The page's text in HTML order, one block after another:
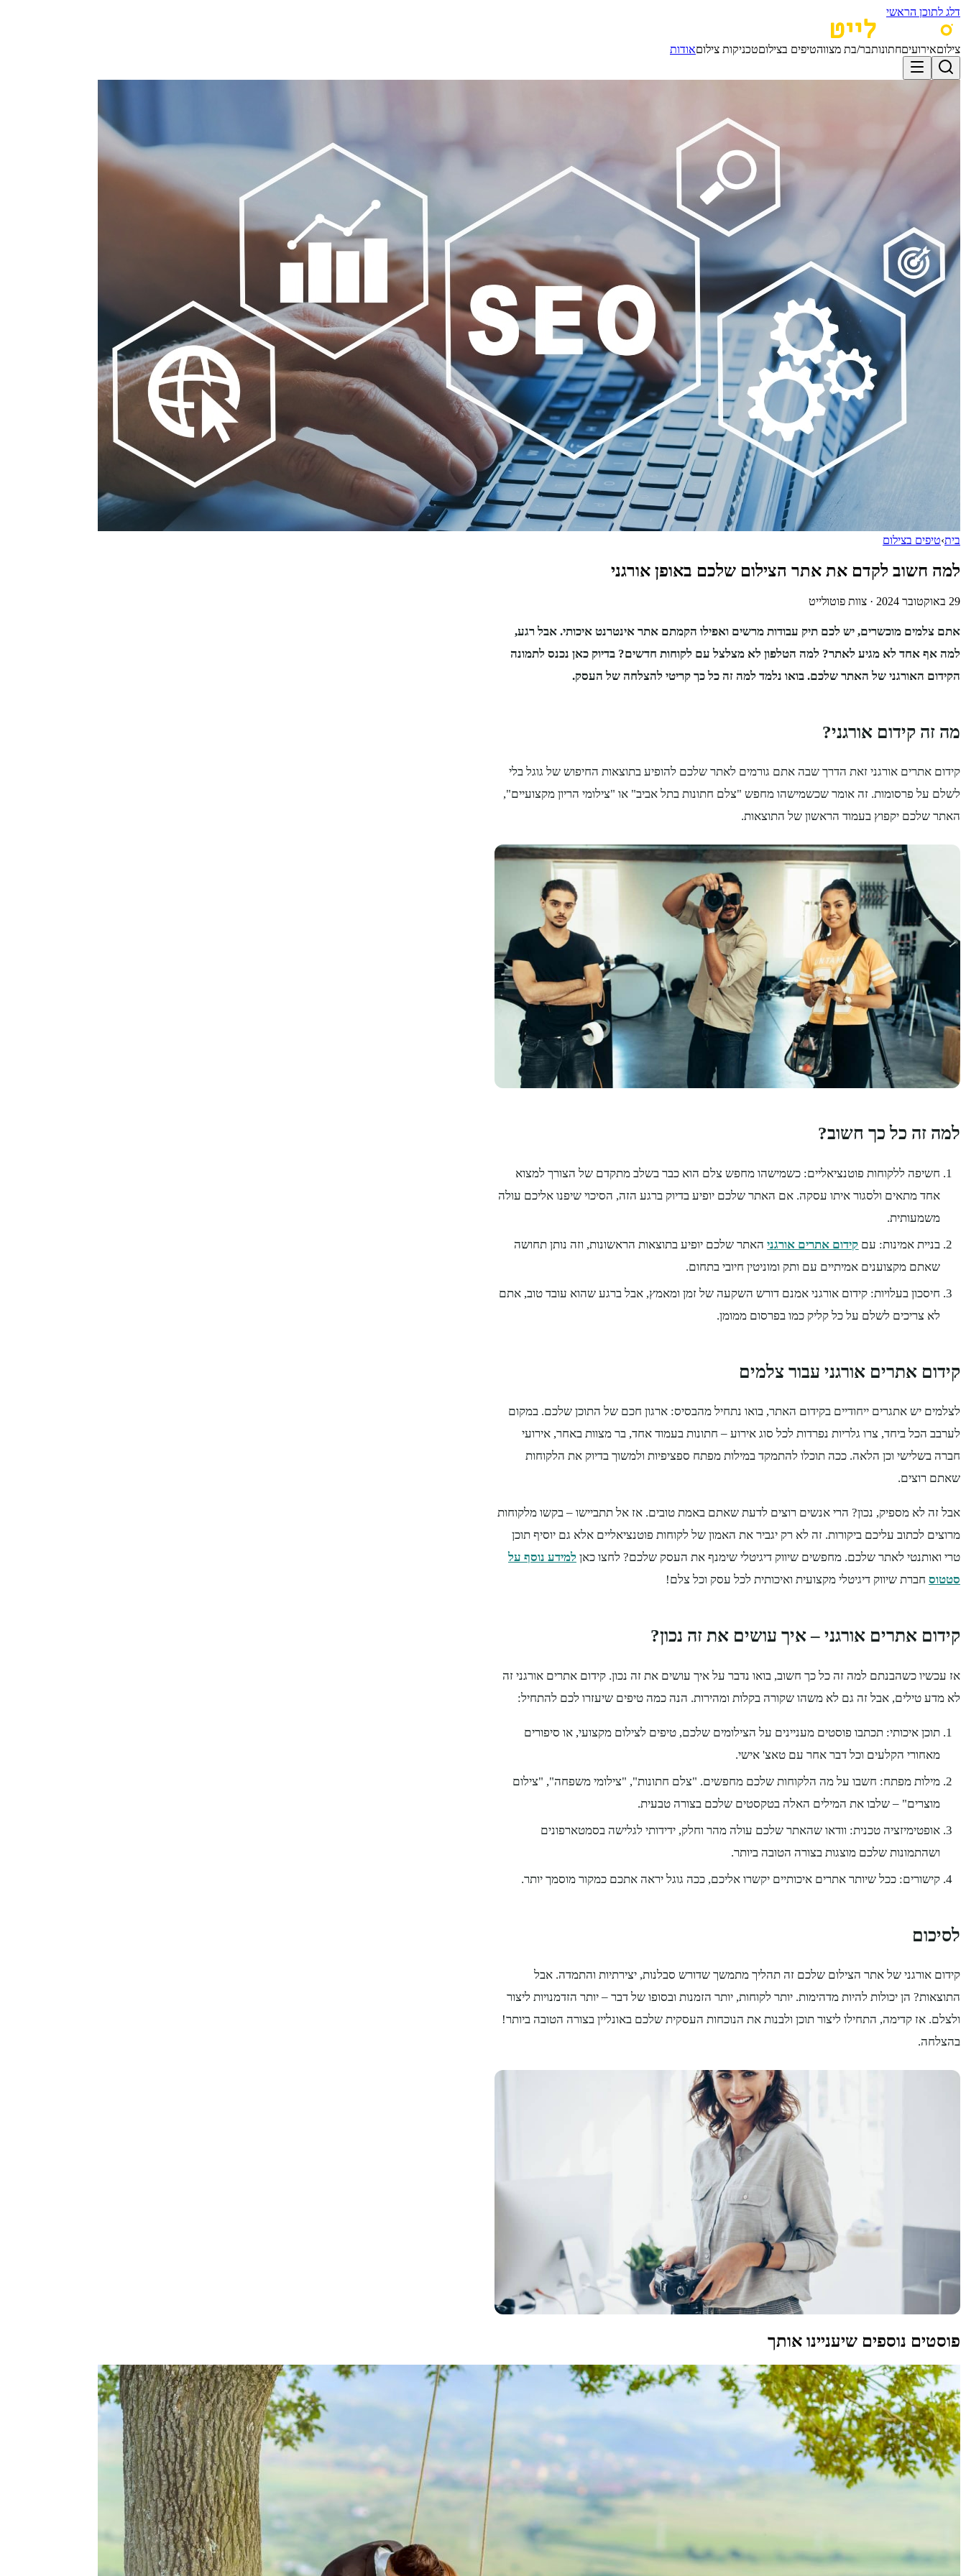
דלג לתוכן הראשי
צילוםאירועיםחתונותבר/בת מצווהטיפים בצילוםטכניקות צילוםאודות
בית›טיפים בצילום
למה חשוב לקדם את אתר הצילום שלכם באופן אורגני
29 באוקטובר 2024 · צוות פוטולייט
אתם צלמים מוכשרים, יש לכם תיק עבודות מרשים ואפילו הקמתם אתר אינטרנט איכותי. אבל רגע,
למה אף אחד לא מגיע לאתר? למה הטלפון לא מצלצל עם לקוחות חדשים? בדיוק כאן נכנס לתמונה
הקידום האורגני של האתר שלכם. בואו נלמד למה זה כל כך קריטי להצלחה של העסק.
מה זה קידום אורגני?
קידום אתרים אורגני זאת הדרך שבה אתם גורמים לאתר שלכם להופיע בתוצאות החיפוש של גוגל בלי
לשלם על פרסומות. זה אומר שכשמישהו מחפש "צלם חתונות בתל אביב" או "צילומי הריון מקצועיים",
האתר שלכם יקפוץ בעמוד הראשון של התוצאות.
למה זה כל כך חשוב?
חשיפה ללקוחות פוטנציאליים: כשמישהו מחפש צלם הוא כבר בשלב מתקדם של הצורך למצוא
אחד מתאים ולסגור איתו עסקה. אם האתר שלכם יופיע בדיוק ברגע הזה, הסיכוי שיפנו אליכם עולה
משמעותית.
בניית אמינות: עם קידום אתרים אורגניהאתר שלכם יופיע בתוצאות הראשונות, וזה נותן תחושה
שאתם מקצוענים אמיתיים עם ותק ומוניטין חיובי בתחום.
חיסכון בעלויות: קידום אורגני אמנם דורש השקעה של זמן ומאמץ, אבל ברגע שהוא עובד טוב, אתם
לא צריכים לשלם על כל קליק כמו בפרסום ממומן.
קידום אתרים אורגני עבור צלמים
לצלמים יש אתגרים ייחודיים בקידום האתר, בואו נתחיל מהבסיס: ארגון חכם של התוכן שלכם. במקום
לערבב הכל ביחד, צרו גלריות נפרדות לכל סוג אירוע – חתונות בעמוד אחד, בר מצוות באחר, אירועי
חברה בשלישי וכן הלאה. ככה תוכלו להתמקד במילות מפתח ספציפיות ולמשוך בדיוק את הלקוחות
שאתם רוצים.
אבל זה לא מספיק, נכון? הרי אנשים רוצים לדעת שאתם באמת טובים. אז אל תתביישו – בקשו מלקוחות
מרוצים לכתוב עליכם ביקורות. זה לא רק יגביר את האמון של לקוחות פוטנציאליים אלא גם יוסיף תוכן
טרי ואותנטי לאתר שלכם. מחפשים שיווק דיגיטלי שימנף את העסק שלכם? לחצו כאן למידע נוסף על
סטטוס חברת שיווק דיגיטלי מקצועית ואיכותית לכל עסק וכל צלם!
קידום אתרים אורגני – איך עושים את זה נכון?
אז עכשיו כשהבנתם למה זה כל כך חשוב, בואו נדבר על איך עושים את זה נכון. קידום אתרים אורגני זה
לא מדע טילים, אבל זה גם לא משהו שקורה בקלות ומהירות. הנה כמה טיפים שיעזרו לכם להתחיל:
תוכן איכותי: תכתבו פוסטים מעניינים על הצילומים שלכם, טיפים לצילום מקצועי, או סיפורים
מאחורי הקלעים וכל דבר אחר עם טאצ' אישי.
מילות מפתח: חשבו על מה הלקוחות שלכם מחפשים. "צלם חתונות", "צילומי משפחה", "צילום
מוצרים" – שלבו את המילים האלה בטקסטים שלכם בצורה טבעית.
אופטימיזציה טכנית: וודאו שהאתר שלכם עולה מהר וחלק, ידידותי לגלישה בסמטארפונים
ושהתמונות שלכם מוצגות בצורה הטובה ביותר.
קישורים: ככל שיותר אתרים איכותיים יקשרו אליכם, ככה גוגל יראה אתכם כמקור מוסמך יותר.
לסיכום
קידום אורגני של אתר הצילום שלכם זה תהליך מתמשך שדורש סבלנות, יצירתיות והתמדה. אבל
התוצאות? הן יכולות להיות מדהימות. יותר לקוחות, יותר הזמנות ובסופו של דבר – יותר הזדמנויות ליצור
ולצלם. אז קדימה, התחילו ליצור תוכן ולבנות את הנוכחות העסקית שלכם באונליין בצורה הטובה ביותר!
בהצלחה.
פוסטים נוספים שיעניינו אותך